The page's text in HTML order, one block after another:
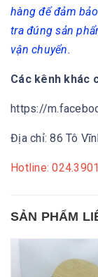
hàng để đảm
tra đúng sản
vận chuyển.
Các kênh khác
https://
Địa chỉ: 86 Tô
Hotline:
SẢN PHẨM